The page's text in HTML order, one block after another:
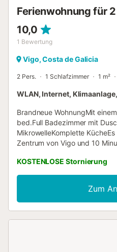
Ferienwohnung für
10,0
1 Bewertung
Vigo, Costa de Galicia
2 Pers. 1 Schlafzimmer 1 m²
WLAN, Internet,
Brandneue WohnungMit
bed.Full Badezimmer mit
MikrowelleKomplette
Zentrum von Vigo und 10
Supermärkte.Sie können auch
Aussichtspunkt gehen 15
Aussichtspunkt heißt der
Jungfrau von der Führung. Ihr
empfehlen. Große Unterkunft
KOSTENLOSE Stornierung
Zum